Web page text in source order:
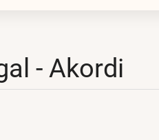
- Akordi